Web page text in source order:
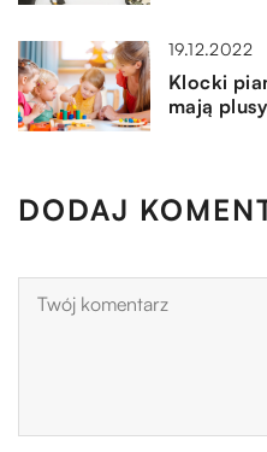
19.12.2022
Klocki
mają
DODAJ